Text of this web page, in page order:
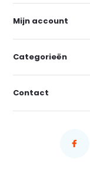
Mijn account
Categorieën
Contact